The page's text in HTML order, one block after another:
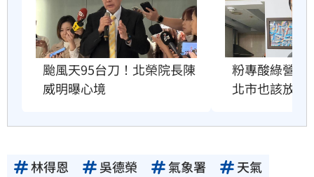
颱風天95台刀！北榮院長陳
威明曝心境
粉專酸綠營颱
北市也該放4天
林得恩 吳德榮 氣象署
天氣